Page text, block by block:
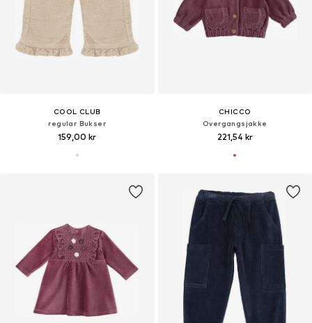
COOL CLUB
regular Bukser
159,00 kr
CHICCO
Overgangsjakke
221,54 kr